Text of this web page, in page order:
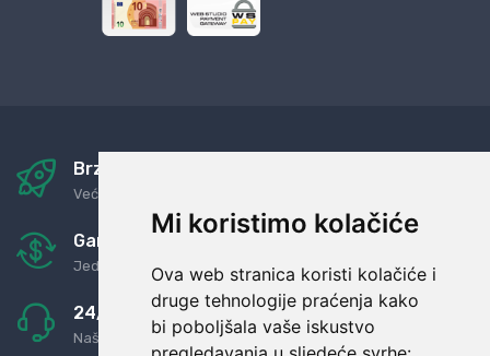
Mi koristimo kolačiće
Ova web stranica koristi kolačiće i
druge tehnologije praćenja kako
bi poboljšala vaše iskustvo
Brza i sigurna dostava
Već za nekoliko dana kod vas
Garancija u povrat novaca
Jednostavno pravilo: Roba za novac
24/7 odlična podrška
Naši agenti uvijek na raspolaganju